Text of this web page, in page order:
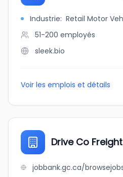
Industrie: Retail Motor
51-200 employés
sleek.bio
Voir les emplois et détails
Drive Co